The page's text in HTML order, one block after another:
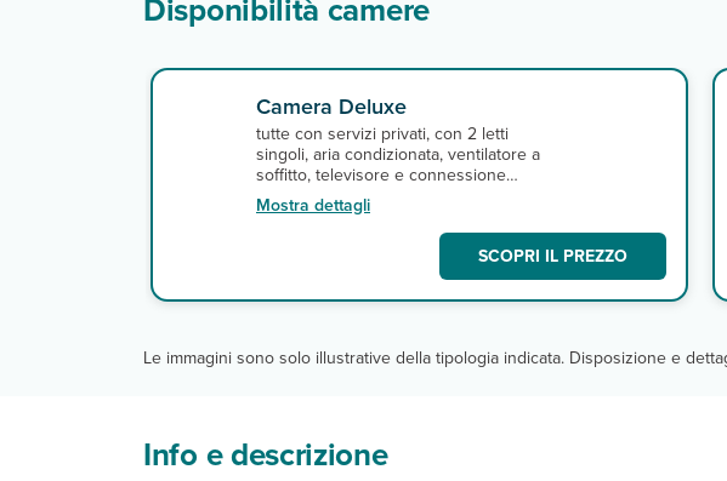
Disponibilità camere
Camera Deluxe
tutte con servizi privati, con 2 letti
singoli, aria condizionata, ventilatore a
soffitto, televisore e connessione
internet wi-fi e terrazza. A pagamento,
cassetta di sicurezza.
Mostra dettagli
SCOPRI IL PREZZO
Le immagini sono solo illustrative della tipologia indicata. Disposizione e
Info e descrizione